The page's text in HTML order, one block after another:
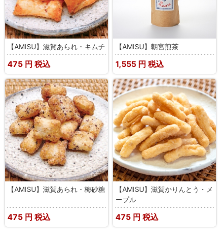
【AMISU】滋賀あられ・キムチ
475 円 税込
【AMISU】朝宮煎茶
1,555 円 税込
【AMISU】滋賀あられ・梅砂糖
475 円 税込
【AMISU】滋賀かりんとう・メ
ープル
475 円 税込